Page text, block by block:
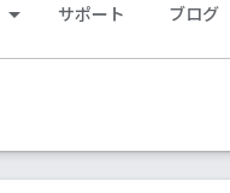
サポート ブログ